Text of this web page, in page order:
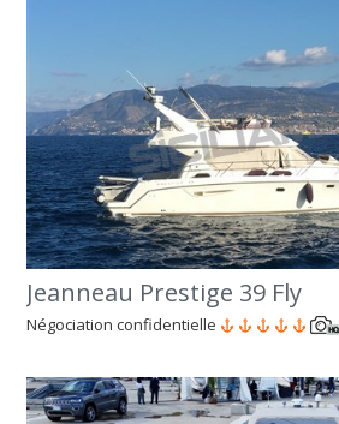
Jeanneau Prestige 39 Fly
Négociation confidentielle